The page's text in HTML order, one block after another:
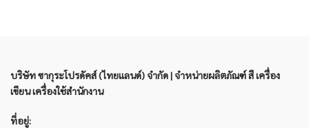
บริษัท ซากุระโปรดัคส์ (ไทยแลนด์) จำกัด | จำหน่ายผลิตภัณฑ์ สี เครื่อง
เขียน เครื่องใช้สำนักงาน
ที่อยู่: